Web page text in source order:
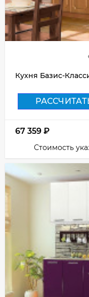
Кухня Базис-
67 359 ₽
Стоимость